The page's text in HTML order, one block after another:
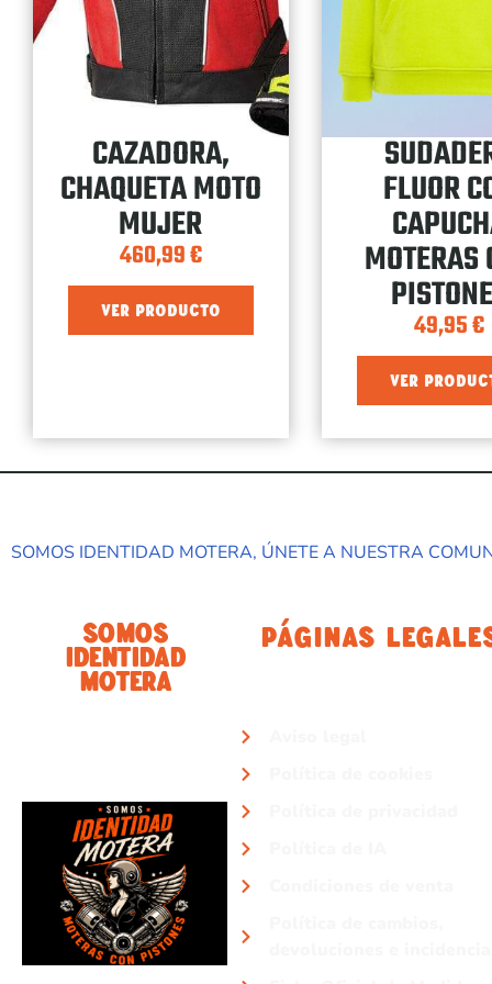
CAZADORA,
CHAQUETA MOTO
MUJER
460,99€
VER PRODUCTO
FLUOR
MOTERAS
49,95€
VER
SOMOS IDENTIDAD MOTERA, ÚNETE A NUESTRA
Somos
Identidad
Motera
Páginas